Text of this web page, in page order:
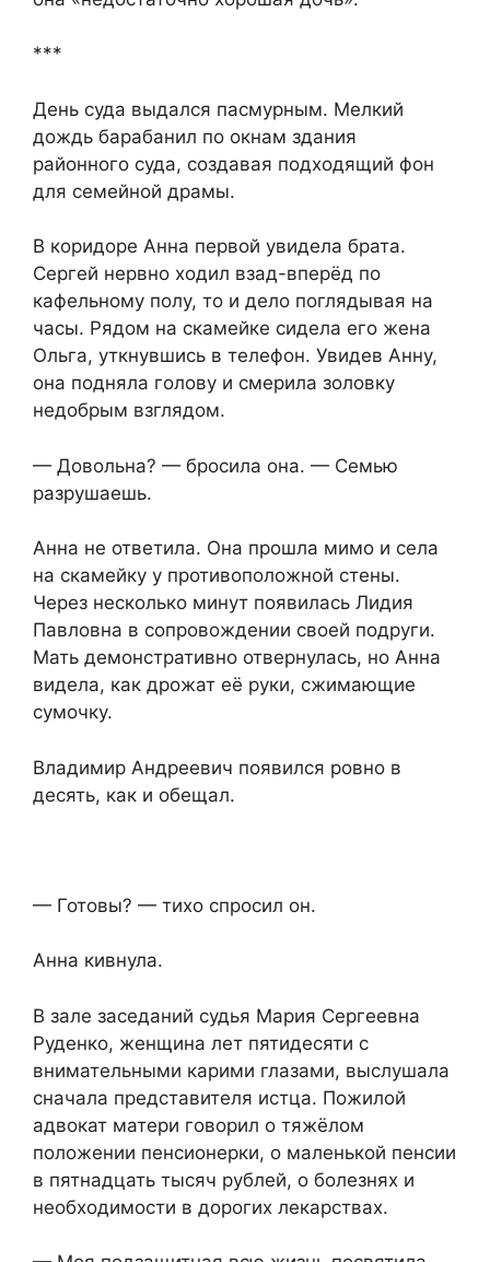
***
День суда выдался пасмурным. Мелкий
дождь барабанил по окнам здания
районного суда, создавая подходящий фон
для семейной драмы.
В коридоре Анна первой увидела брата.
Сергей нервно ходил взад-вперёд по
кафельному полу, то и дело поглядывая на
часы. Рядом на скамейке сидела его жена
Ольга, уткнувшись в телефон. Увидев Анну,
она подняла голову и смерила золовку
недобрым взглядом.
— Довольна? — бросила она. — Семью
разрушаешь.
Анна не ответила. Она прошла мимо и села
на скамейку у противоположной стены.
Через несколько минут появилась Лидия
Павловна в сопровождении своей подруги.
Мать демонстративно отвернулась, но Анна
видела, как дрожат её руки, сжимающие
сумочку.
Владимир Андреевич появился ровно в
десять, как и обещал.
— Готовы? — тихо спросил он.
Анна кивнула.
В зале заседаний судья Мария Сергеевна
Руденко, женщина лет пятидесяти с
внимательными карими глазами, выслушала
сначала представителя истца. Пожилой
адвокат матери говорил о тяжёлом
положении пенсионерки, о маленькой пенсии
в пятнадцать тысяч рублей, о болезнях и
необходимости в дорогих лекарствах.